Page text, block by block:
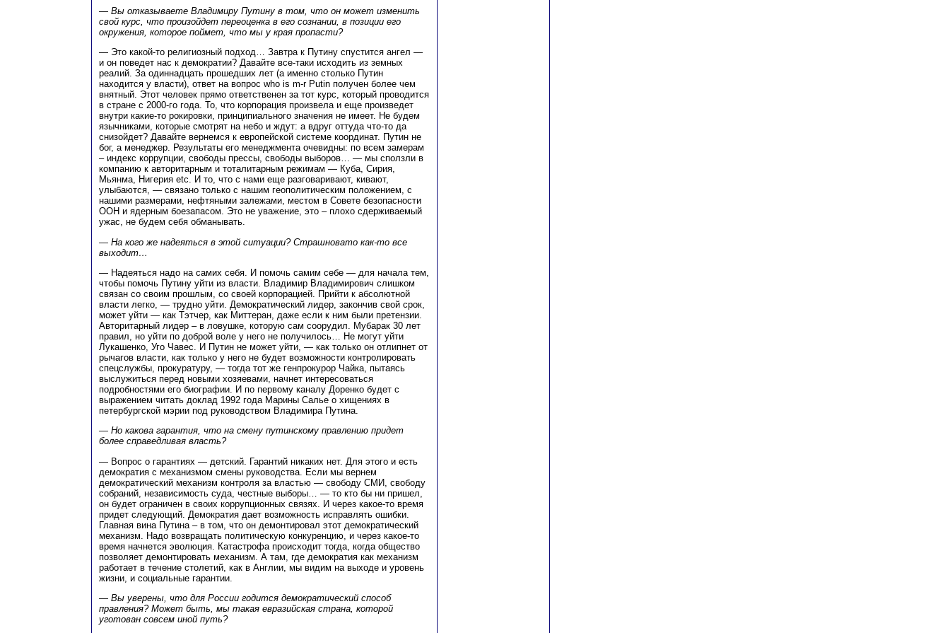
— Вы отказываете Владимиру Путину в том, что он может изменить
свой курс, что произойдет переоценка в его сознании, в позиции его
окружения, которое поймет, что мы у края пропасти?
— Это какой-то религиозный подход… Завтра к Путину спустится ангел —
и он поведет нас к демократии? Давайте все-таки исходить из земных
реалий. За одиннадцать прошедших лет (а именно столько Путин
находится у власти), ответ на вопрос who is m-r Putin получен более чем
внятный. Этот человек прямо ответственен за тот курс, который проводится
в стране с 2000-го года. То, что корпорация произвела и еще произведет
внутри какие-то рокировки, принципиального значения не имеет. Не будем
язычниками, которые смотрят на небо и ждут: а вдруг оттуда что-то да
снизойдет? Давайте вернемся к европейской системе координат. Путин не
бог, а менеджер. Результаты его менеджмента очевидны: по всем замерам
– индекс коррупции, свободы прессы, свободы выборов… — мы сползли в
компанию к авторитарным и тоталитарным режимам — Куба, Сирия,
Мьянма, Нигерия etc. И то, что с нами еще разговаривают, кивают,
улыбаются, — связано только с нашим геополитическим положением, с
нашими размерами, нефтяными залежами, местом в Совете безопасности
ООН и ядерным боезапасом. Это не уважение, это – плохо сдерживаемый
ужас, не будем себя обманывать.
— На кого же надеяться в этой ситуации? Страшновато как-то все
выходит…
— Надеяться надо на самих себя. И помочь самим себе — для начала тем,
чтобы помочь Путину уйти из власти. Владимир Владимирович слишком
связан со своим прошлым, со своей корпорацией. Прийти к абсолютной
власти легко, — трудно уйти. Демократический лидер, закончив свой срок,
может уйти — как Тэтчер, как Миттеран, даже если к ним были претензии.
Авторитарный лидер – в ловушке, которую сам соорудил. Мубарак 30 лет
правил, но уйти по доброй воле у него не получилось… Не могут уйти
Лукашенко, Уго Чавес. И Путин не может уйти, — как только он отлипнет от
рычагов власти, как только у него не будет возможности контролировать
спецслужбы, прокуратуру, — тогда тот же генпрокурор Чайка, пытаясь
выслужиться перед новыми хозяевами, начнет интересоваться
подробностями его биографии. И по первому каналу Доренко будет с
выражением читать доклад 1992 года Марины Салье о хищениях в
петербургской мэрии под руководством Владимира Путина.
— Но какова гарантия, что на смену путинскому правлению придет
более справедливая власть?
— Вопрос о гарантиях — детский. Гарантий никаких нет. Для этого и есть
демократия с механизмом смены руководства. Если мы вернем
демократический механизм контроля за властью — свободу СМИ, свободу
собраний, независимость суда, честные выборы… — то кто бы ни пришел,
он будет ограничен в своих коррупционных связях. И через какое-то время
придет следующий. Демократия дает возможность исправлять ошибки.
Главная вина Путина – в том, что он демонтировал этот демократический
механизм. Надо возвращать политическую конкуренцию, и через какое-то
время начнется эволюция. Катастрофа происходит тогда, когда общество
позволяет демонтировать механизм. А там, где демократия как механизм
работает в течение столетий, как в Англии, мы видим на выходе и уровень
жизни, и социальные гарантии.
— Вы уверены, что для России годится демократический способ
правления? Может быть, мы такая евразийская страна, которой
уготован совсем иной путь?